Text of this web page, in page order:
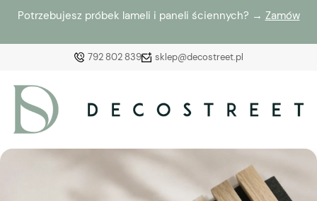
Potrzebujesz próbek lameli i paneli ściennych? → Zamów
792 802 839 sklep@decostreet.pl
Załóż konto